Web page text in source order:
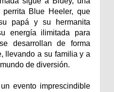
Blue Heeler, que
papá y su hermanita
energía ilimitada para
desarrollan de forma
llevando a su familia y a
de diversión.
evento imprescindible